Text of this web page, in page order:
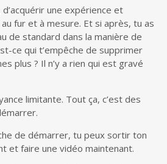
d’acquérir une expérience et
fur et à mesure. Et si après, tu as
de standard dans la manière de
ce qui t’empêche de supprimer
plus ? Il n’y a rien qui est gravé
limitante. Tout ça, c’est des
de démarrer, tu peux sortir ton
et faire une vidéo maintenant.